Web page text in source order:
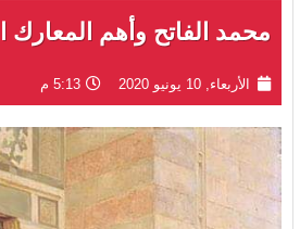
محمد الفاتح وأهم المعارك
الأربعاء, 10 يونيو 2020 5:13 م